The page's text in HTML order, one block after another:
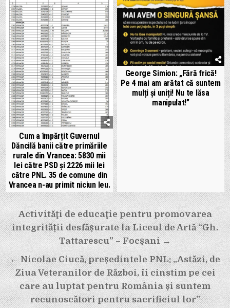
Cum a împărțit Guvernul
Dăncilă banii către primăriile
rurale din Vrancea: 5830 mii
lei către PSD și 2226 mii lei
către PNL. 35 de comune din
Vrancea n-au primit niciun leu.
George Simion: „Fără frică!
Pe 4 mai am arătat că suntem
mulți și uniți! Nu te lăsa
manipulat!”
Navigare
în
articole
Activităţi de educaţie pentru promovarea
integrității desfășurate la Liceul de Artă “Gh.
Tattarescu” – Focșani →
← Nicolae Ciucă, președintele PNL: „Astăzi, de
Ziua Veteranilor de Război, îi cinstim pe cei
care au luptat pentru România și suntem
recunoscători pentru sacrificiul lor”